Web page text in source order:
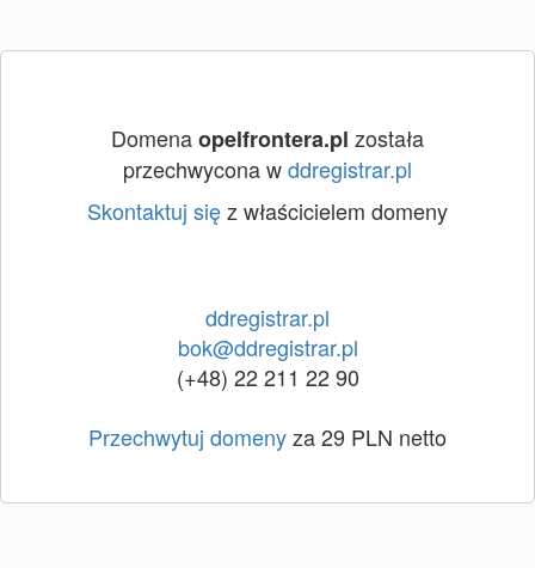
Domenaopelfrontera.pl została
przechwycona wddregistrar.pl
Skontaktuj sięz właścicielem domeny
ddregistrar.pl
bok@ddregistrar.pl
(+48) 22 211 22 90
Przechwytuj domenyza 29 PLN netto